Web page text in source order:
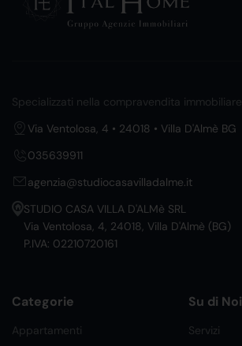
Specializzati nella compravendita
Via Ventolosa, 4 • 24018 • Villa D'Almè BG
035639911
agenzia@studiocasavilladalme.it
STUDIO CASA VILLA D'ALMè SRL
Via Ventolosa, 4, 24018, Villa D'Almè (BG)
P.IVA: 02210720161
Categorie
Appartamenti
Su di Noi
Servizi